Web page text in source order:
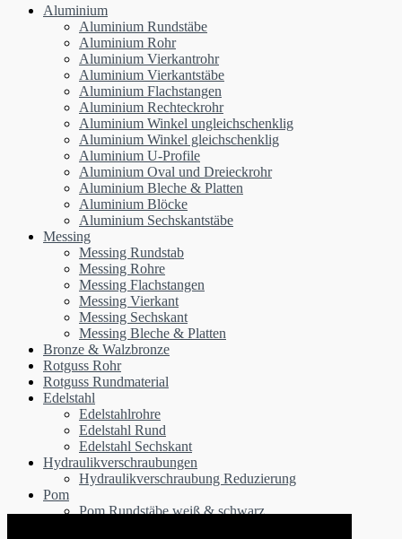
Aluminium
Aluminium Rundstäbe
Aluminium Rohr
Aluminium Vierkantrohr
Aluminium Vierkantstäbe
Aluminium Flachstangen
Aluminium Rechteckrohr
Aluminium Winkel ungleichschenklig
Aluminium Winkel gleichschenklig
Aluminium U-Profile
Aluminium Oval und Dreieckrohr
Aluminium Bleche & Platten
Aluminium Blöcke
Aluminium Sechskantstäbe
Messing
Messing Rundstab
Messing Rohre
Messing Flachstangen
Messing Vierkant
Messing Sechskant
Messing Bleche & Platten
Bronze & Walzbronze
Rotguss Rohr
Rotguss Rundmaterial
Edelstahl
Edelstahlrohre
Edelstahl Rund
Edelstahl Sechskant
Hydraulikverschraubungen
Hydraulikverschraubung Reduzierung
Pom
Pom Rundstäbe weiß & schwarz